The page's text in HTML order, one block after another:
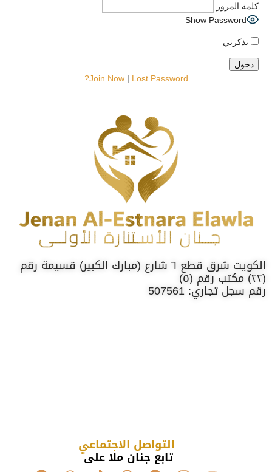
كلمة المرور
Show Password
تذكرني
Join Now| Lost Password?
الكويت شرق قطع ٦ شارع (مبارك الكبير) قسيمة رقم
(٢٢) مكتب رقم (٥)
رقم سجل تجاري: 507561
التواصل الاجتماعي
تابع جنان ملا علي